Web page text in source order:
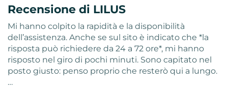
Recensione di LILUS
Mi hanno colpito la rapidità e la disponibilità
dell’assistenza. Anche se sul sito è indicato che *la
risposta può richiedere da 24 a 72 ore*, mi hanno
risposto nel giro di pochi minuti. Sono capitato nel
posto giusto: penso proprio che resterò qui a lungo.
…